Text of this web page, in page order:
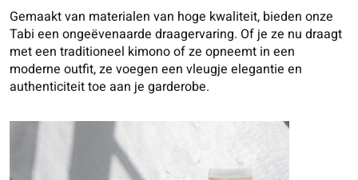
Gemaakt van materialen van hoge kwaliteit, bieden onze
Tabi een ongeëvenaarde draagervaring. Of je ze nu draagt
met een traditioneel kimono of ze opneemt in een
moderne outfit, ze voegen een vleugje elegantie en
authenticiteit toe aan je garderobe.